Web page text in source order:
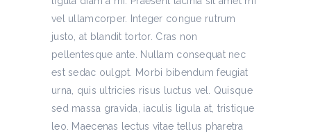
vel ullamcorper. Integer congue rutrum
justo, at blandit tortor. Cras non
pellentesque ante. Nullam consequat nec
est sedac oulgpt. Morbi bibendum feugiat
urna, quis ultricies risus luctus vel. Quisque
sed massa gravida, iaculis ligula at, tristique
leo. Maecenas lectus vitae tellus pharetra